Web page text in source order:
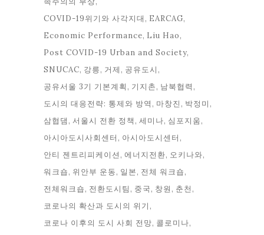
COVID-19위기와 사각지대
EARCAG
Economic Performance Liu Hao
Post COVID-19 Urban and Society
SNUCAC 강릉 거제
공유도시
공유서울 3기 기본계획
기지촌 남북협력
도시의 대응전략: 통제와 방역
마창진
박정미
삼협댐
서울시 전환 정책 세미나 심포지움
아시아도시사회센터
아시아도시센터
안티 젠트리피케이션 에너지전환 오키나와
워크숍 위안부 운동 일본 전체 워크숍
전체워크숍 전환도시팀 중국 창원
춘천
코로나의 확산과 도시의 위기
코로나 이후의 도시 사회 전망 콜로미나